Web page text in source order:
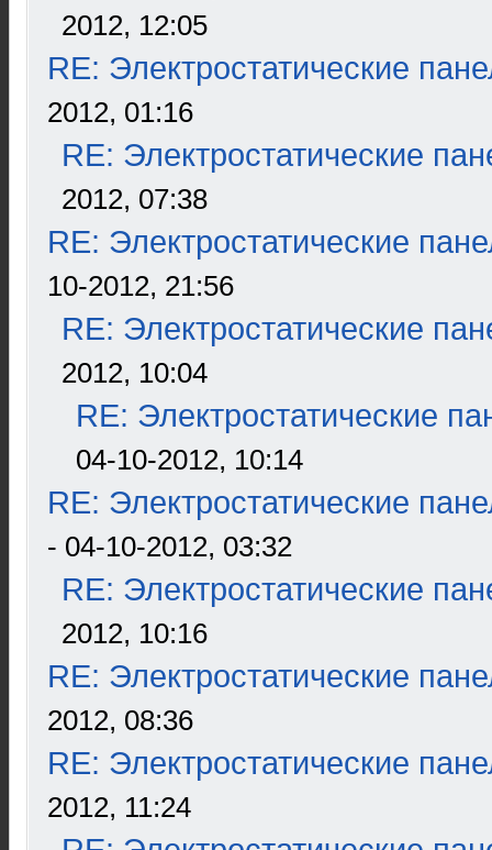
2012, 12:05
RE: Электростатические
2012, 01:16
RE: Электростатические
2012, 07:38
RE: Электростатические
10-2012, 21:56
RE: Электростатические
2012, 10:04
RE: Электростатические
04-10-2012, 10:14
RE: Электростатические
- 04-10-2012, 03:32
RE: Электростатические
2012, 10:16
RE: Электростатические
2012, 08:36
RE: Электростатические
2012, 11:24